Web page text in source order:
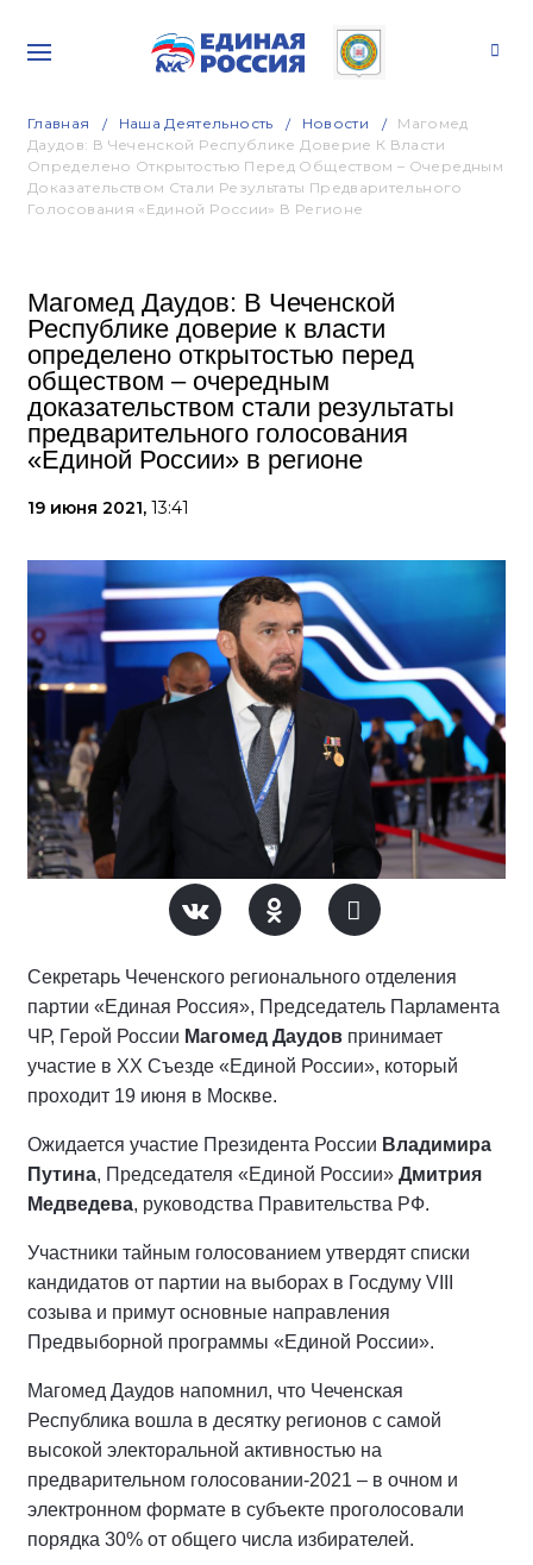
Главная Наша Деятельность Новости
Магомед
Даудов: В Чеченской Республике Доверие К Власти
Определено Открытостью Перед Обществом – Очередным
Доказательством Стали Результаты Предварительного
Голосования «Единой России» В Регионе
Магомед Даудов: В Чеченской
Республике доверие к власти
определено открытостью перед
обществом – очередным
доказательством стали результаты
предварительного голосования
«Единой России» в регионе
19 июня 2021, 13:41
Секретарь Чеченского регионального отделения
партии «Единая Россия», Председатель Парламента
ЧР, Герой России Магомед Даудов принимает
участие в XX Съезде «Единой России», который
проходит 19 июня в Москве.
Ожидается участие Президента России Владимира
Путина, Председателя «Единой России» Дмитрия
Медведева, руководства Правительства РФ.
Участники тайным голосованием утвердят списки
кандидатов от партии на выборах в Госдуму VIII
созыва и примут основные направления
Предвыборной программы «Единой России».
Магомед Даудов напомнил, что Чеченская
Республика вошла в десятку регионов с самой
высокой электоральной активностью на
предварительном голосовании-2021 – в очном и
электронном формате в субъекте проголосовали
порядка 30% от общего числа избирателей.